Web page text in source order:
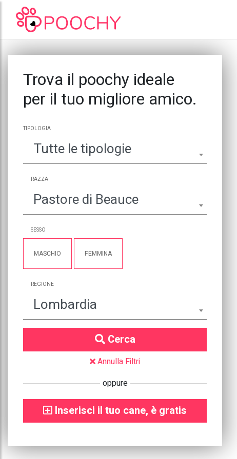
Trova il poochy ideale
per il tuo migliore amico.
TIPOLOGIA
Tutte le tipologie
RAZZA
Pastore di Beauce
SESSO
MASCHIO FEMMINA
REGIONE
Lombardia
Cerca
Annulla Filtri
oppure
Inserisci il tuo cane, è gratis